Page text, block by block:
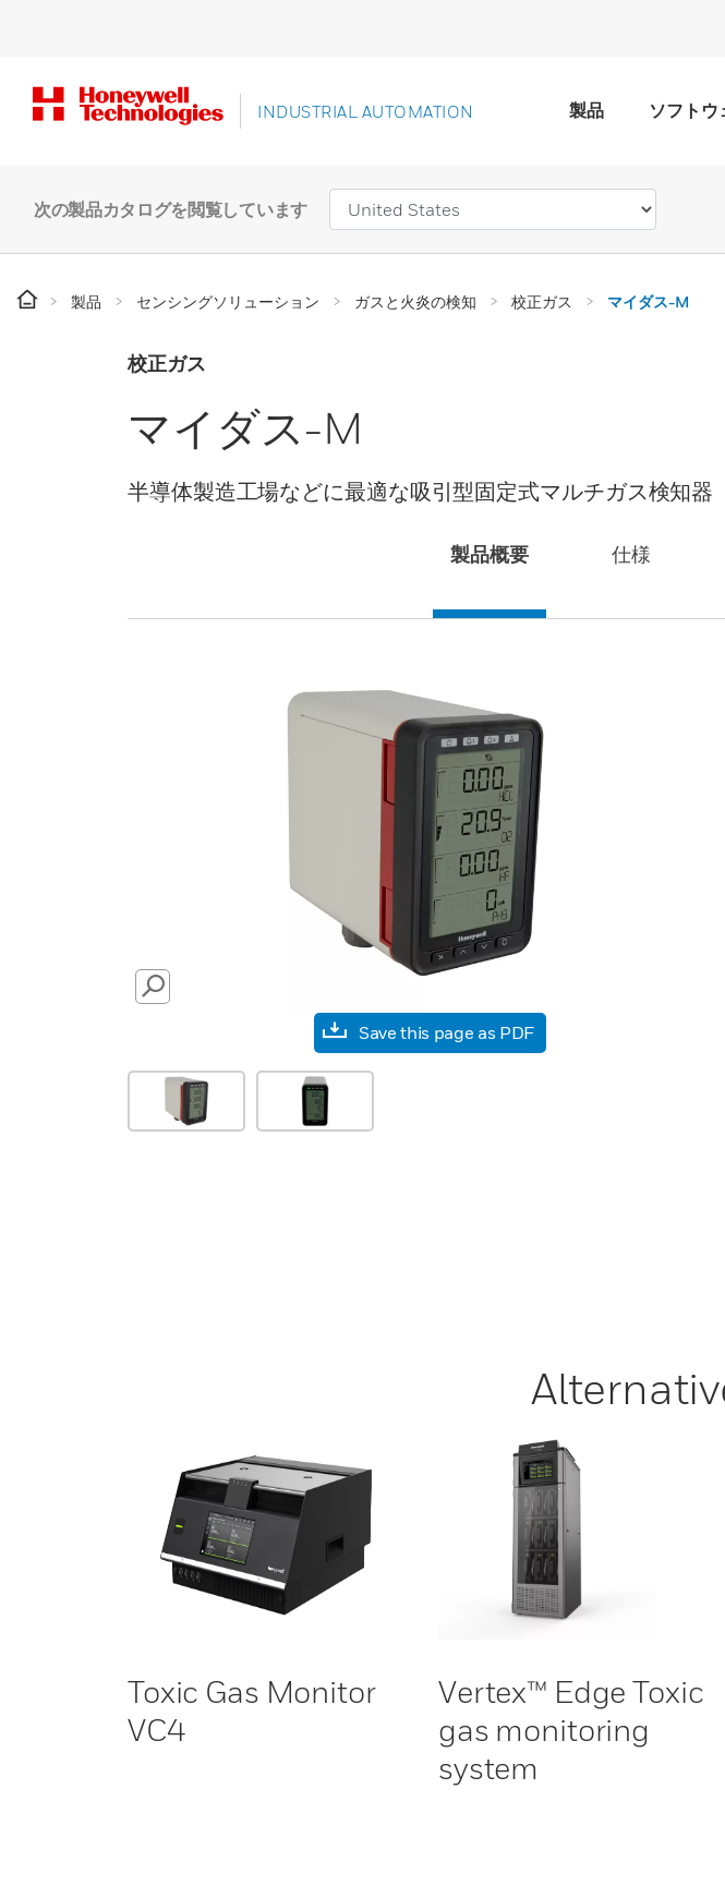
INDUSTRIAL AUTOMATION 製品 ソフトウ
次の製品カタログを閲覧しています
製品 センシングソリューション ガスと火炎の検知 校正ガス マイダス-M
校正ガス
マイダス-M
半導体製造工場などに最適な吸引型固定式マルチガス検知器
製品概要 仕様
SEARCH
Save this page as PDF
Toxic Gas Monitor
VC4
Vertex™ Edge Toxic
gas monitoring
system